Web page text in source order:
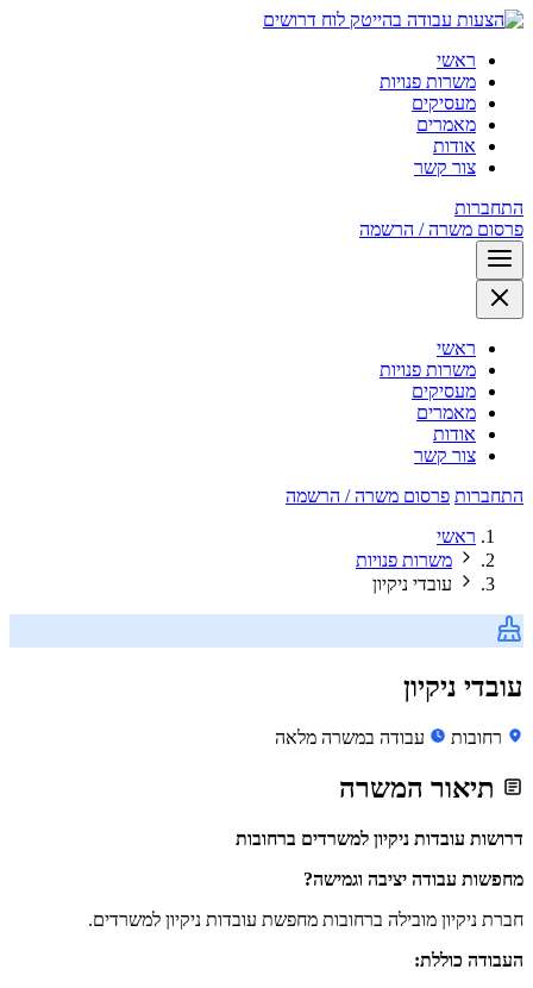
לוח דרושים
ראשי
משרות פנויות
מעסיקים
מאמרים
אודות
צור קשר
התחברות
פרסום משרה / הרשמה
ראשי
משרות פנויות
מעסיקים
מאמרים
אודות
צור קשר
התחברות פרסום משרה / הרשמה
ראשי
משרות פנויות
עובדי ניקיון
עובדי ניקיון
רחובות עבודה במשרה מלאה
תיאור המשרה
דרושות עובדות ניקיון למשרדים ברחובות
מחפשות עבודה יציבה וגמישה?
חברת ניקיון מובילה ברחובות מחפשת עובדות ניקיון למשרדים.
העבודה כוללת: